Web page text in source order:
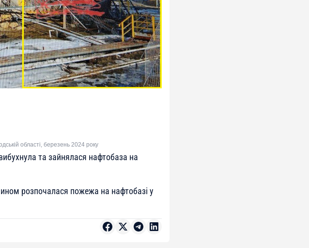
області, березень 2024 року
та зайнялася нафтобаза на
розпочалася пожежа на нафтобазі у